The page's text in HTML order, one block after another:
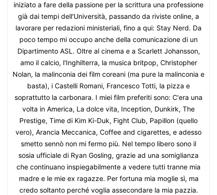
iniziato a fare della passione per la scrittura una professione
già dai tempi dell'Università, passando da riviste online, a
lavorare per redazioni ministeriali, fino a qui: Stay Nerd. Da
poco tempo mi occupo anche della comunicazione di un
Dipartimento ASL. Oltre al cinema e a Scarlett Johansson,
amo il calcio, l'Inghilterra, la musica britpop, Christopher
Nolan, la malinconia dei film coreani (ma pure la malinconia e
basta), i Castelli Romani, Francesco Totti, la pizza e
soprattutto la carbonara. I miei film preferiti sono: C'era una
volta in America, La dolce vita, Inception, Dunkirk, The
Prestige, Time di Kim Ki-Duk, Fight Club, Papillon (quello
vero), Arancia Meccanica, Coffee and cigarettes, e adesso
smetto sennò non mi fermo più. Nel tempo libero sono il
sosia ufficiale di Ryan Gosling, grazie ad una somiglianza
che continuano inspiegabilmente a vedere tutti tranne mia
madre e le mie ex ragazze. Per fortuna mia moglie sì, ma
credo soltanto perché voglia assecondare la mia pazzia.